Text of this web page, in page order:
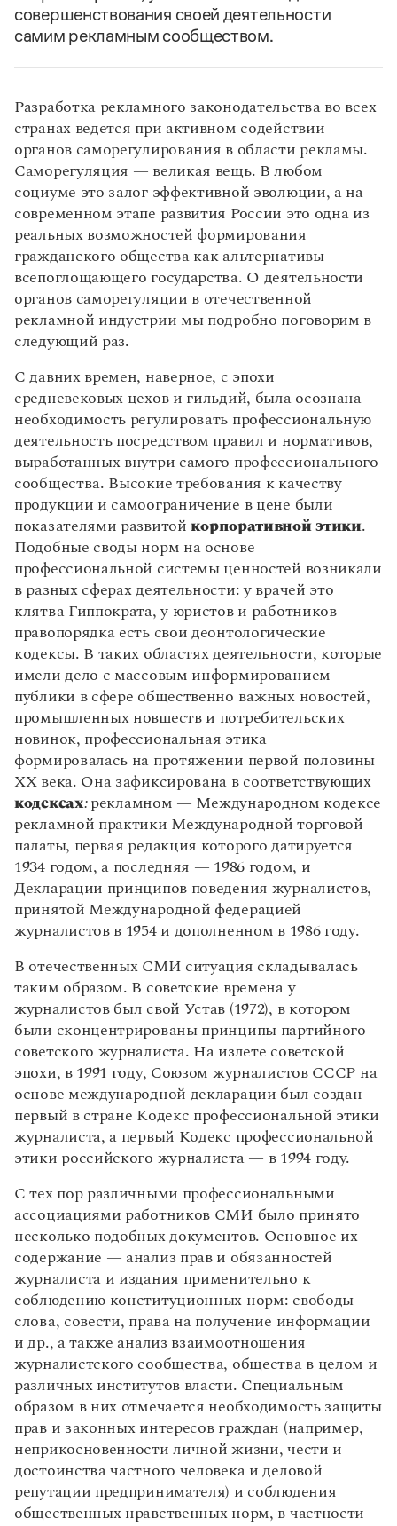
совершенствования своей деятельности
самим рекламным сообществом.
Разработка рекламного законодательства во всех
странах ведется при активном содействии
органов саморегулирования в области рекламы.
Саморегуляция — великая вещь. В любом
социуме это залог эффективной эволюции, а на
современном этапе развития России это одна из
реальных возможностей формирования
гражданского общества как альтернативы
всепоглощающего государства. О деятельности
органов саморегуляции в отечественной
рекламной индустрии мы подробно поговорим в
следующий раз.
С давних времен, наверное, с эпохи
средневековых цехов и гильдий, была осознана
необходимость регулировать профессиональную
деятельность посредством правил и нормативов,
выработанных внутри самого профессионального
сообщества. Высокие требования к качеству
продукции и самоограничение в цене были
показателями развитойкорпоративной этики.
Подобные своды норм на основе
профессиональной системы ценностей возникали
в разных сферах деятельности: у врачей это
клятва Гиппократа, у юристов и работников
правопорядка есть свои деонтологические
кодексы. В таких областях деятельности, которые
имели дело с массовым информированием
публики в сфере общественно важных новостей,
промышленных новшеств и потребительских
новинок, профессиональная этика
формировалась на протяжении первой половины
ХХ века. Она зафиксирована в соответствующих
кодексах: рекламном — Международном кодексе
рекламной практики Международной торговой
палаты, первая редакция которого датируется
1934 годом, а последняя — 1986 годом, и
Декларации принципов поведения журналистов,
принятой Международной федерацией
журналистов в 1954 и дополненном в 1986 году.
В отечественных СМИ ситуация складывалась
таким образом. В советские времена у
журналистов был свой Устав (1972), в котором
были сконцентрированы принципы партийного
советского журналиста. На излете советской
эпохи, в 1991 году, Союзом журналистов СССР на
основе международной декларации был создан
первый в стране Кодекс профессиональной этики
журналиста, а первый Кодекс профессиональной
этики российского журналиста — в 1994 году.
С тех пор различными профессиональными
ассоциациями работников СМИ было принято
несколько подобных документов. Основное их
содержание — анализ прав и обязанностей
журналиста и издания применительно к
соблюдению конституционных норм: свободы
слова, совести, права на получение информации
и др., а также анализ взаимоотношения
журналистского сообщества, общества в целом и
различных институтов власти. Специальным
образом в них отмечается необходимость защиты
прав и законных интересов граждан (например,
неприкосновенности личной жизни, чести и
достоинства частного человека и деловой
репутации предпринимателя) и соблюдения
общественных нравственных норм, в частности